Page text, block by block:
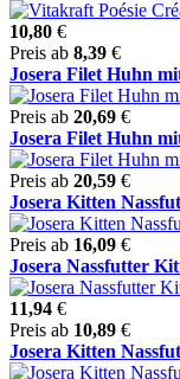
10,80 €
Preis ab 8,39 €
Josera Filet Huhn
Preis ab 20,69 €
Josera Filet Huhn
Preis ab 20,59 €
Josera Kitten
Preis ab 16,09 €
Josera Nassfutter
11,94 €
Preis ab 10,89 €
Josera Kitten